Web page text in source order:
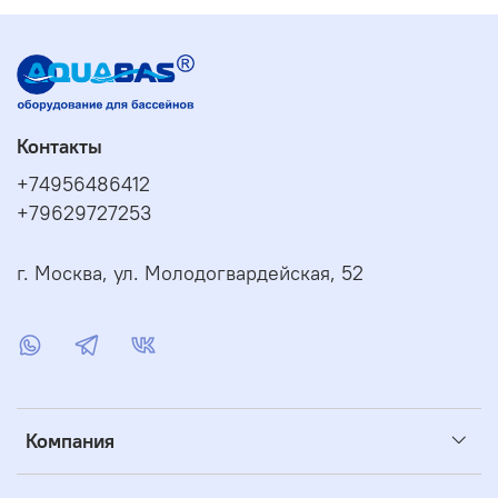
Да. Пришлите фото старой детали, фото пылесоса и
название модели — менеджер поможет проверить
совместимость.
Подойдет ли деталь к другой модели?
Не всегда. Даже внешне похожие детали могут
отличаться по креплению, размеру или
Когда лучше менять запчасть?
работы пылесоса или после диагностики
Итог
Ремень приводной (гусеница) Aquatron MAGNUM JR /
ULTRAMAX / ULTRAMAX JR (125259147) (RB00098GY) —
Компания
Контакты
+74956486412
+79629727253
г. Москва, ул. Молодогвардейская, 52